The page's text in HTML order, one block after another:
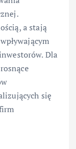
a stają
Dla
się